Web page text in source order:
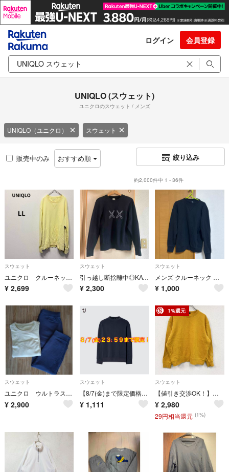
ログイン 会員登録
UNIQLO (スウェット)
ユニクロのスウェット / メンズ
UNIQLO（ユニクロ） スウェット
販売中のみ おすすめ順 絞り込み
約2,000件中 1 - 36件
スウェット
ユニクロ クルーネック長袖スウェットシャツ イエロー カジュアル シンプル 無地
¥ 2,699
スウェット
引っ越し断捨離中◎KAWS UNIQLO スウェット カウズ
¥ 2,300
スウェット
メンズ クルーネック スウェット トレーナー ネイビー 無地 ユニクロ UNIQLO
¥ 1,000
スウェット
ユニクロ ウルトラストレッチスウェットセット
¥ 2,900
スウェット
【8/7(金)まで限定価格】UNIQLO +J ドライスウェットシャツ ネイビー ユニクロ プラスジェイ L ジルサンダー コラボ
¥ 1,111
1%還元
スウェット
【値引き交渉OK！】～00s OLD UNIQLO オールドユニクロ スウェット/トレーナー ヴィンテージ 黄色 イエロー XLサイズ 古着
¥ 2,980
29円相当還元 (1%)